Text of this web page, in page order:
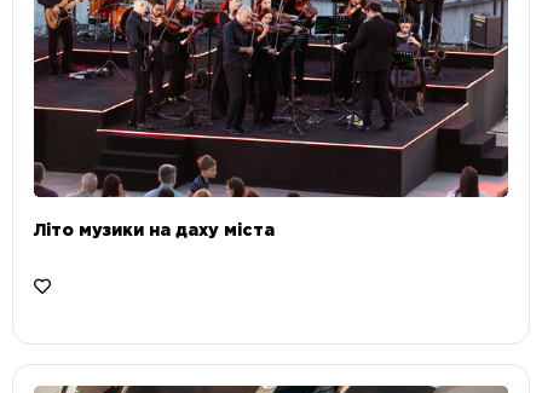
Літо музики на даху міста